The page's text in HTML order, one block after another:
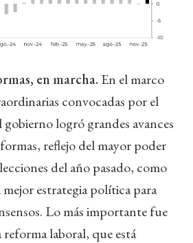
en marcha. En el marco
convocadas por el
logró grandes avances
reflejo del mayor poder
del año pasado, como
estrategia política para
Lo más importante fue
laboral, que está